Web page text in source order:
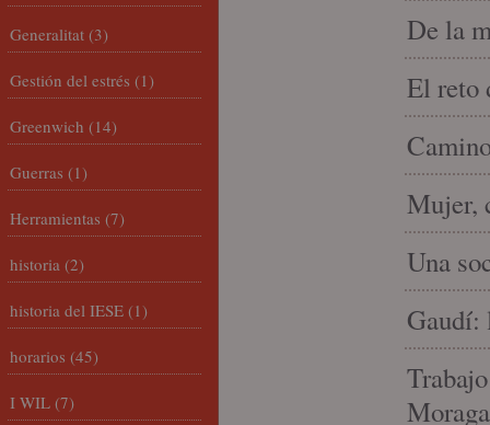
De la
El reto
Mujer,
Una
Gaudí:
Generalitat (3)
Gestión del estrés (1)
Greenwich (14)
Guerras (1)
Herramientas (7)
historia (2)
historia del IESE (1)
horarios (45)
I WIL (7)